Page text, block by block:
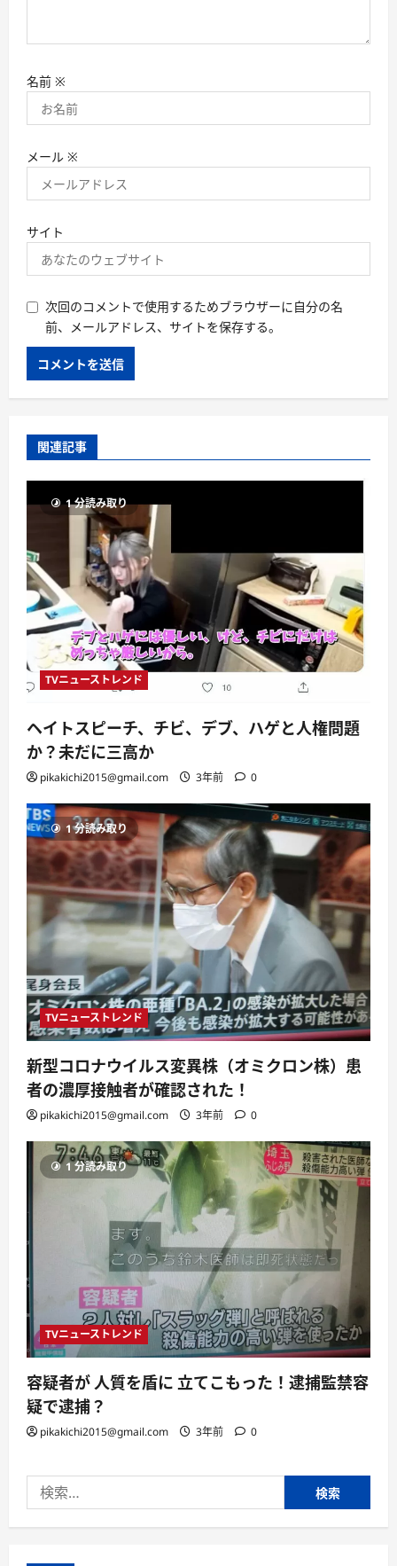
名前 ※
メール ※
サイト
次回のコメントで使用するためブラウザーに自分の名
前、メールアドレス、サイトを保存する。
関連記事
1 分読み取り
TVニューストレンド
ヘイトスピーチ、チビ、デブ、ハゲと人権問題
か？未だに三高か
pikakichi2015@gmail.com 3年前 0
1 分読み取り
TVニューストレンド
新型コロナウイルス変異株（オミクロン株）患
者の濃厚接触者が確認された！
pikakichi2015@gmail.com 3年前 0
1 分読み取り
TVニューストレンド
容疑者が 人質を盾に 立てこもった！逮捕監禁容
疑で逮捕？
pikakichi2015@gmail.com 3年前 0
索: